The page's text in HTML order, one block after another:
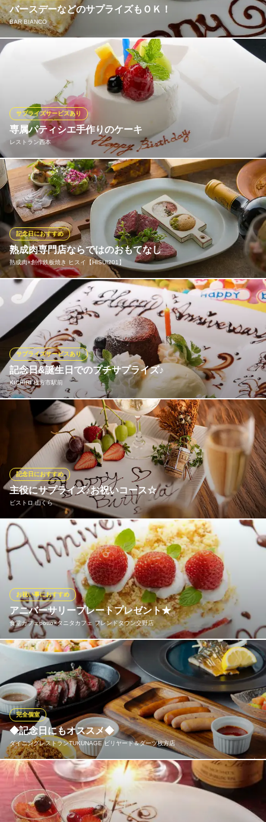
ダイニングバー
京阪交野線枚方市駅 徒歩4分
大阪府枚方市大垣内町1-1-10
バースデーなどのサプライズもＯＫ！
BAR BIANCO
デザートを同額でバースデープレートに変更できます！◎ご予算
や質問等、お気軽にお問い合わせくださいませ*´`)/
BAR BIANCO
貸切/パーティ/誕生日
京阪本線樟葉駅 徒歩3分
大阪府枚方市町楠葉1-6-11 クリオコート楠葉1F
専属パティシエ手作りのケーキ
レストラン西本
サプライズサービスあり
記念日や誕生日などに自家製ケーキご用意しております。 またサ
プライズのご協力させていただきます。
レストラン西本
心温まる郊外レストラン
京阪電鉄本線樟葉駅 車10分
大阪府枚方市招提元町1-38-15
熟成肉専門店ならではのおもてなし
熟成肉×創作鉄板焼き ヒスイ【HISUI201】
記念日におすすめ
初めて当店へお越しの方やおもてなしのシーンには、コースのご
利用がおすすめです。一番人気の『翡翠（かわせみ）コース』7,8
00円（税抜）は、熟成肉ステーキをメインに、季節の野菜や伊勢
などから仕入れる魚介を使った自慢の料理で構成。食への関心が
高い方を迎えるお食事会にもふさわしい、洗練された内容です。
熟成肉×創作鉄板焼き ヒスイ【HISUI201】
枚方で熟成肉の鉄板焼を
京阪交野線枚方市駅 徒歩4分
大阪府枚方市大垣内1-2-1 中村ビル1F
記念日&誕生日でのプチサプライズ♪
KICHIRI 枚方市駅前
サプライズサービスあり
大切な方との大切なひと時をKICHIRIで過ごしてみませんか？雰囲
気のあるゆったり個室、カップルシートなど落ち着いた雰囲気で
の食事の後に、大切な方へのサプライズご協力させて頂きます♪
KICHIRI 枚方市駅前
ダイニング×居酒屋
京阪本線枚方市駅 徒歩1分
大阪府枚方市岡本町2-22 枚方デパートメントビル5F
主役にサプライズ♪お祝いコース☆
ビストロ 山くら
記念日におすすめ
お誕生日、特別な記念日、そして主役のいるお祝いの集まりに。
乾杯を華やかに彩る『スパークリングワイン』、ご希望のメッセ
ージを入れた『デザートプレート』、そして主役にお店から『ペ
アワイングラス』のプレゼントまで付いた、特別な記念日コース
を4,950円／6,600円にてご用意しております。
ビストロ 山くら
ビストロ&バル
京阪交野線枚方市駅 徒歩4分
大阪府枚方市川原町9-15
アニバーサリープレートプレゼント★
食堂カフェpotto×タニタカフェ フレンドタウン交野店
お祝い事におすすめ
事前にご予約いただけましたらアニバーサリープレートをメッセ
ージ付きでプレゼント！ 大切な方のお祝いを是非一緒に♪（記念
日の対象の方がその場にいらっしゃることが前提となります）
食堂カフェpotto×タニタカフェ フレンドタウン交野店
イタリアンカフェ食堂
京阪交野線河内森駅 徒歩16分
大阪府交野市星田北2-26-1
◆記念日にもオススメ◆
ダイニングレストランTUKUNAGE ビリヤード＆ダーツ枚方店
完全個室
記念日にはスタッフが全力でお手伝いいたします！記念日に最適
なサプライズプレート付きのコースもご用意◎もちろん、プレー
トだけもご用意も可能です！メッセージプレートのみ0円、豪華な
プレートは1,500円でご予算に応じてご用意いたします！お気軽に